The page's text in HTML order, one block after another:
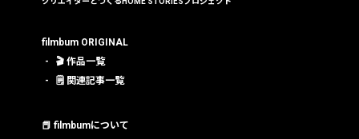
filmbum ORIGINAL
🎬 作品一覧
🗒 関連記事一覧
📕 filmbumについて